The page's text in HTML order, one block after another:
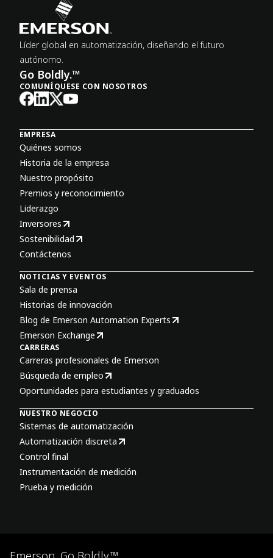
Líder global en automatización, diseñando el futuro
autónomo.
Go Boldly.™
COMUNÍQUESE CON NOSOTROS
EMPRESA
Quiénes somos
Historia de la empresa
Nuestro propósito
Premios y reconocimiento
Liderazgo
Inversores
Sostenibilidad
Contáctenos
NOTICIAS Y EVENTOS
Sala de prensa
Historias de innovación
Blog de Emerson Automation Experts
Emerson Exchange
CARRERAS
Carreras profesionales de Emerson
Búsqueda de empleo
Oportunidades para estudiantes y graduados
NUESTRO NEGOCIO
Sistemas de automatización
Automatización discreta
Control final
Instrumentación de medición
Prueba y medición